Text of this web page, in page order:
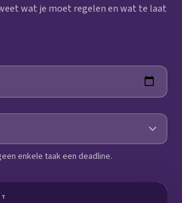
wat je moet regelen en wat te laat
enkele taak een deadline.